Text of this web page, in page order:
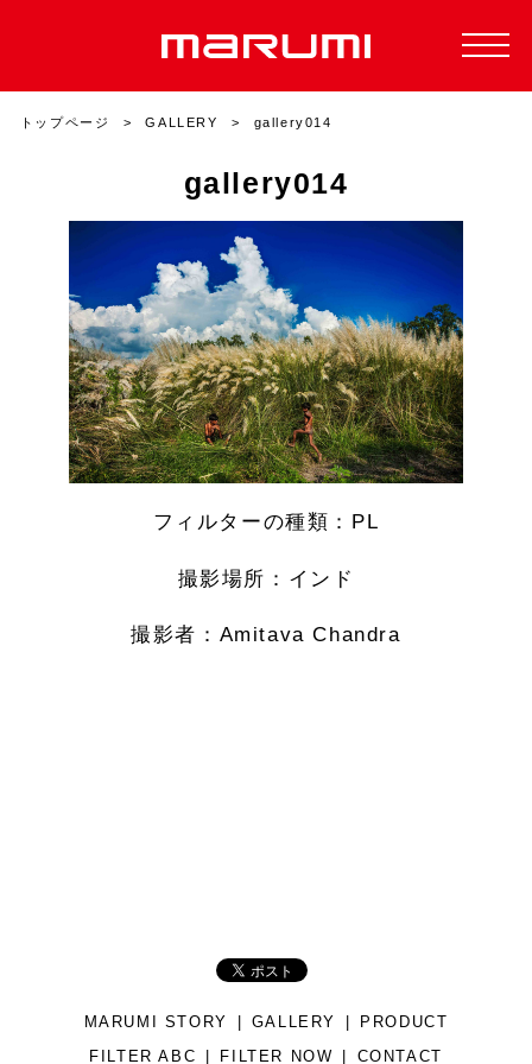
トップページ GALLERY gallery014
gallery014
フィルターの種類：PL
撮影場所：インド
撮影者：Amitava Chandra
MARUMI STORY GALLERY
PRODUCT
FILTER ABC
FILTER NOW CONTACT